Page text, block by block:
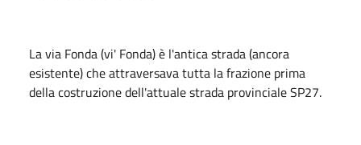
La via Fonda (vi' Fonda) è l'antica strada (ancora
esistente) che attraversava tutta la frazione prima
della costruzione dell'attuale strada provinciale SP27.